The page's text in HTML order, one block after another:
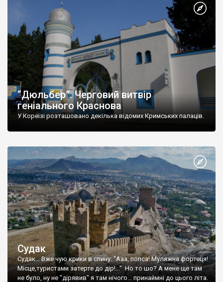
“Дюльбер”. Черговий витвір
геніального Краснова
У Кореїзі розташовано декілька відомих Кримських палаців.
Судак
Судак... Вже чую крики в спину: "Ааа, попса! Муляжна фортеця!
Місце,туристами затерте до дір!..." Но то шо? А мене ще там
не було, ну не "дірявив" я там нічого... принаймні до цього літа.